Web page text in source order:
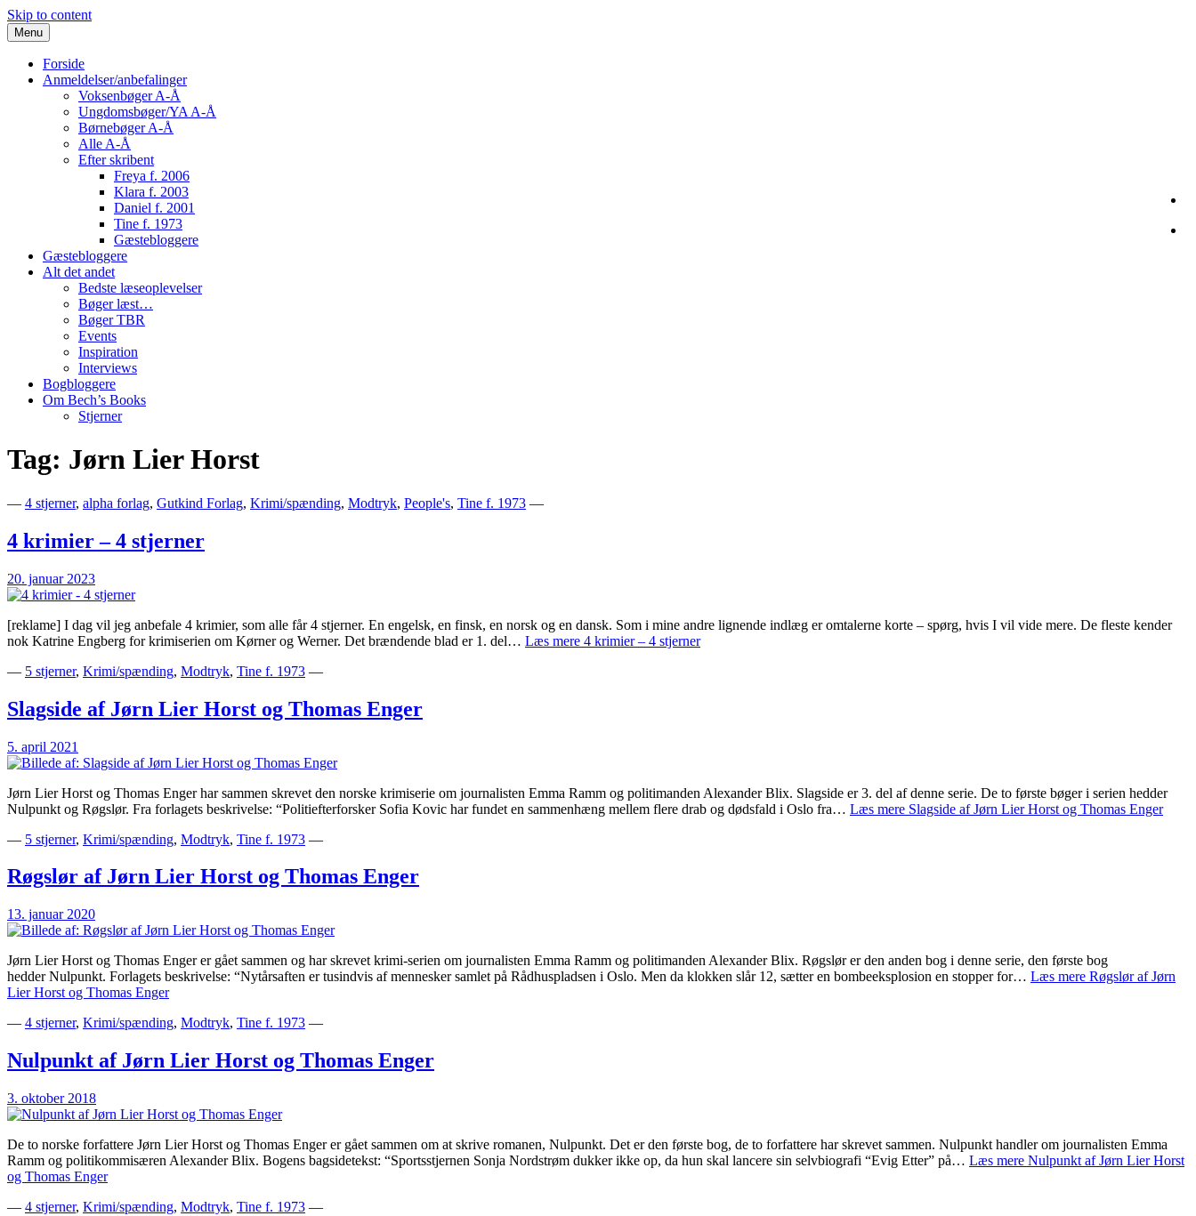
Skip to content
Menu
Forside
Anmeldelser/anbefalinger
Voksenbøger A-Å
Ungdomsbøger/YA A-Å
Børnebøger A-Å
Alle A-Å
Efter skribent
Freya f. 2006
Klara f. 2003
Daniel f. 2001
Tine f. 1973
Gæstebloggere
Gæstebloggere
Alt det andet
Bedste læseoplevelser
Bøger læst…
Bøger TBR
Events
Inspiration
Interviews
Bogbloggere
Om Bech’s Books
Stjerner
Bech's Books
Bogblog – Vi ♥ Bøger
Tag: Jørn Lier Horst
— 4 stjerner, alpha forlag, Gutkind Forlag, Krimi/spænding, Modtryk, People's, Tine f. 1973 —
4 krimier – 4 stjerner
20. januar 2023
[reklame] I dag vil jeg anbefale 4 krimier, som alle får 4 stjerner. En engelsk, en finsk, en norsk og en dansk. Som i mine andre lignende indlæg er omtalerne korte – spørg, hvis I vil vide mere. De fleste kender
nok Katrine Engberg for krimiserien om Kørner og Werner. Det brændende blad er 1. del… Læs mere 4 krimier – 4 stjerner
— 5 stjerner, Krimi/spænding, Modtryk, Tine f. 1973 —
Slagside af Jørn Lier Horst og Thomas Enger
5. april 2021
Jørn Lier Horst og Thomas Enger har sammen skrevet den norske krimiserie om journalisten Emma Ramm og politimanden Alexander Blix. Slagside er 3. del af denne serie. De to første bøger i serien hedder
Nulpunkt og Røgslør. Fra forlagets beskrivelse: “Politiefterforsker Sofia Kovic har fundet en sammenhæng mellem flere drab og dødsfald i Oslo fra… Læs mere Slagside af Jørn Lier Horst og Thomas Enger
— 5 stjerner, Krimi/spænding, Modtryk, Tine f. 1973 —
Røgslør af Jørn Lier Horst og Thomas Enger
13. januar 2020
Jørn Lier Horst og Thomas Enger er gået sammen og har skrevet krimi-serien om journalisten Emma Ramm og politimanden Alexander Blix. Røgslør er den anden bog i denne serie, den første bog
hedder Nulpunkt. Forlagets beskrivelse: “Nytårsaften er tusindvis af mennesker samlet på Rådhuspladsen i Oslo. Men da klokken slår 12, sætter en bombeeksplosion en stopper for… Læs mere Røgslør af Jørn
Lier Horst og Thomas Enger
— 4 stjerner, Krimi/spænding, Modtryk, Tine f. 1973 —
Nulpunkt af Jørn Lier Horst og Thomas Enger
3. oktober 2018
De to norske forfattere Jørn Lier Horst og Thomas Enger er gået sammen om at skrive romanen, Nulpunkt. Det er den første bog, de to forfattere har skrevet sammen. Nulpunkt handler om journalisten Emma
Ramm og politikommisæren Alexander Blix. Bogens bagsidetekst: “Sportsstjernen Sonja Nordstrøm dukker ikke op, da hun skal lancere sin selvbiografi “Evig Etter” på… Læs mere Nulpunkt af Jørn Lier Horst
og Thomas Enger
— 4 stjerner, Krimi/spænding, Modtryk, Tine f. 1973 —